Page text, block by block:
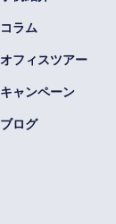
コラム
オフィスツアー
キャンペーン
ブログ